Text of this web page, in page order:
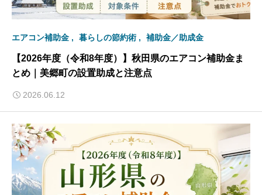
エアコン補助金 暮らしの節約術 補助金／助成金
【2026年度（令和8年度）】秋田県のエアコン補助金ま
とめ｜美郷町の設置助成と注意点
2026.06.12